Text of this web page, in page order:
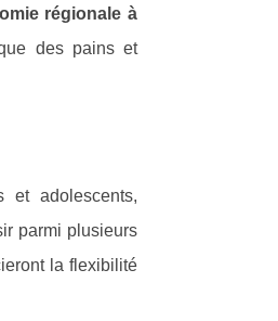
régionale à
des pains et
et adolescents,
parmi plusieurs
la flexibilité